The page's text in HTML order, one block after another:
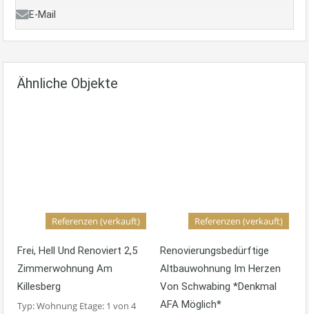
E-Mail
Ähnliche Objekte
Referenzen (verkauft)
Frei, Hell Und Renoviert 2,5
Zimmerwohnung Am
Killesberg
Typ: Wohnung Etage: 1 von 4
Referenzen (verkauft)
Renovierungsbedürftige
Altbauwohnung Im Herzen
Von Schwabing *Denkmal
AFA Möglich*